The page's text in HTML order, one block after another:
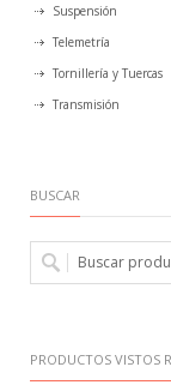
Suspensión
Telemetría
Tornillería y Tuercas
Transmisión
BUSCAR
PRODUCTOS VISTOS